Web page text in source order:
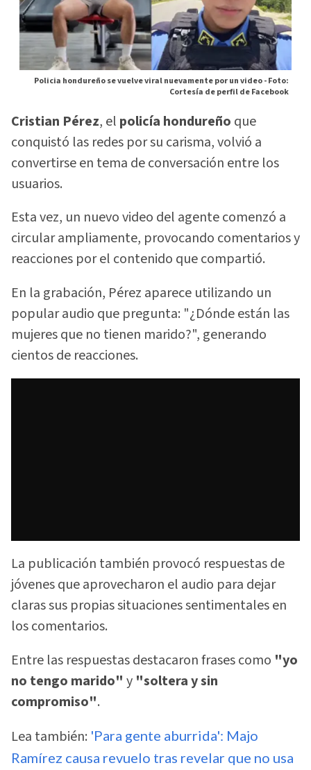
Policia hondureño se vuelve viral nuevamente por un video -Foto:
Cortesía de perfil de Facebook
Cristian Pérez, el policía hondureño que
conquistó las redes por su carisma, volvió a
convertirse en tema de conversación entre los
usuarios.
Esta vez, un nuevo video del agente comenzó a
circular ampliamente, provocando comentarios y
reacciones por el contenido que compartió.
En la grabación, Pérez aparece utilizando un
popular audio que pregunta: "¿Dónde están las
mujeres que no tienen marido?", generando
cientos de reacciones.
La publicación también provocó respuestas de
jóvenes que aprovecharon el audio para dejar
claras sus propias situaciones sentimentales en
los comentarios.
Entre las respuestas destacaron frases como "yo
no tengo marido" y "soltera y sin
compromiso".
Lea también: 'Para gente aburrida': Majo
Ramírez causa revuelo tras revelar que no usa